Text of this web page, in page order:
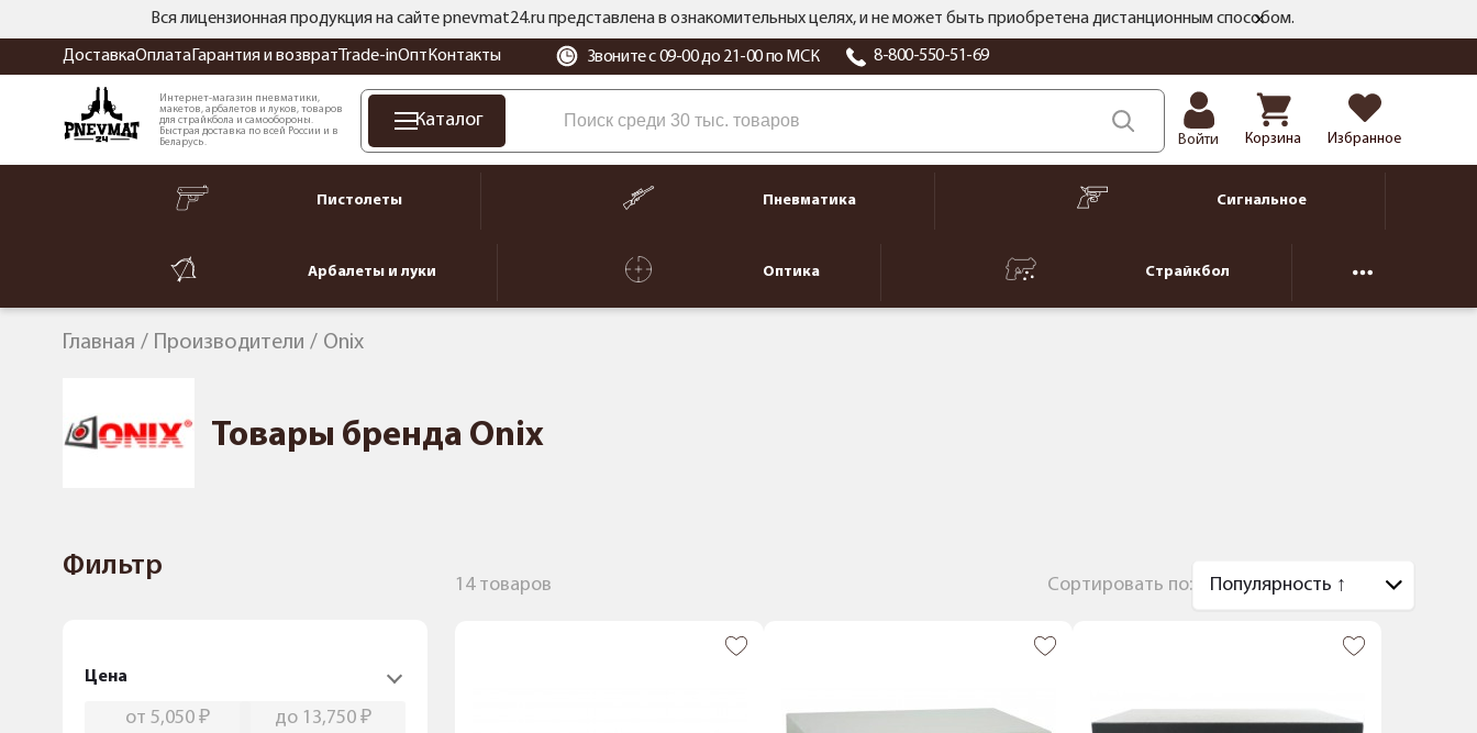
Вся лицензионная продукция на сайте pnevmat24.ru представлена в ознакомительных целях, и не может быть приобретена дистанционным способом.
ДоставкаОплата Гарантия и возврат Trade-inОпт Контакты Звоните с 09-00 до 21-00 по МСК 8-800-550-51-69
Интернет-магазин пневматики,
макетов, арбалетов и луков, товаров
для страйкбола и самообороны.
Быстрая доставка по всей России и в
Беларусь.
Каталог
Войти Корзина Избранное
Пистолеты Пневматика Сигнальное
Арбалеты и луки Оптика Страйкбол
Главная Производители Onix
Товары бренда Onix
Фильтр
Цена
14 товаров Сортировать по: